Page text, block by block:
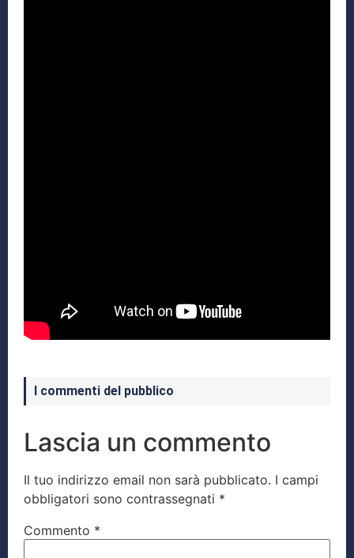
I commenti del pubblico
Lascia un commento
Il tuo indirizzo email non sarà pubblicato. I campi
obbligatori sono contrassegnati *
Commento *